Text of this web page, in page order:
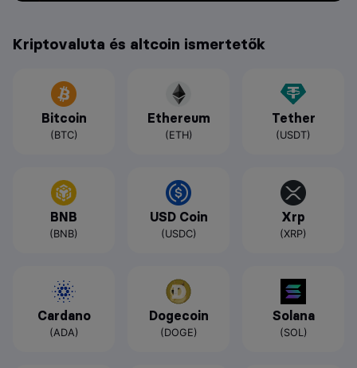
Kriptovaluta és altcoin ismertetők
Bitcoin
(BTC)
Ethereum
(ETH)
Tether
(USDT)
BNB
(BNB)
USD Coin
(USDC)
Xrp
(XRP)
Cardano
(ADA)
Dogecoin
(DOGE)
Solana
(SOL)